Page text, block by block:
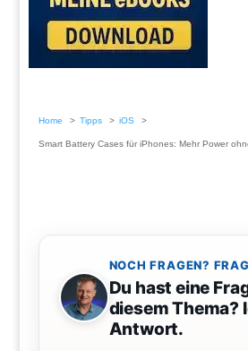
Home Tipps iOS
Smart Battery Cases für iPhones: Mehr Power
NOCH FRAGEN?
Du hast eine
diesem Thema?
Antwort.